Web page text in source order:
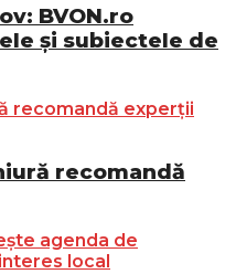
BVON.ro
și subiectele de
recomandă